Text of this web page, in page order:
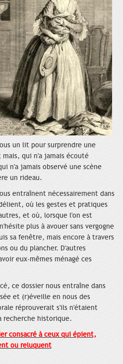
un lit pour surprendre une
qui n'a jamais écouté
n'a jamais observé une scène
un rideau.
entraînent nécessairement dans
où les gestes et pratiques
et où, lorsque l'on est
plus à avouer sans vergogne
sa fenêtre, mais encore à travers
ou du plancher. D'autres
eux-mêmes ménagé ces
ce dossier nous entraîne dans
et (r)éveille en nous des
réprouverait s'ils n'étaient
recherche historique.
consacré à ceux qui épient,
ou reluquent